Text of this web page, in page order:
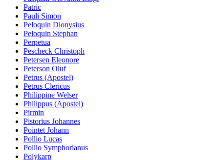
Patric
Pauli Simon
Peloquin Dionysius
Peloquin Stephan
Perpetua
Pescheck Christoph
Petersen Eleonore
Peterson Oluf
Petrus (Apostel)
Petrus Clericus
Philippine Welser
Philippus (Apostel)
Pirmin
Pistorius Johannes
Pointet Johann
Pollio Lucas
Pollio Symphorianus
Polykarp